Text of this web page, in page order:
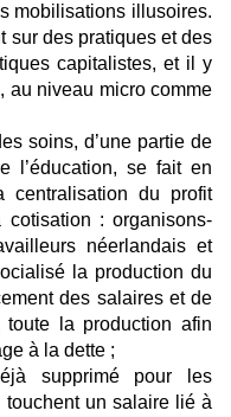
mobilisations illusoires.
sur des pratiques et des
capitalistes, et il y
au niveau micro comme
soins, d’une partie de
l’éducation, se fait en
du profit
: organisons-
néerlandais et
la production du
des salaires et de
toute la production afin
à la dette ;
supprimé pour les
un salaire lié à